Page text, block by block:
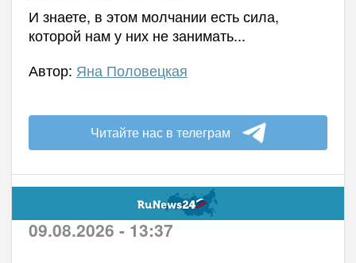
И знаете, в этом молчании есть сила,
которой нам у них не занимать...
Автор: Яна Половецкая
Читайте нас в телеграм
09.08.2026 - 13:37